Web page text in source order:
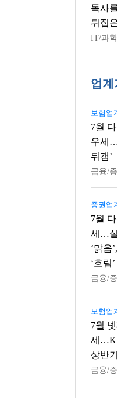
독사
뒤집
IT/과학
업계
보험업
7월
우세
뒤갬’
금융/
증권업
7월
세…실
‘맑음
‘흐림’
금융/
보험업
7월
세
상반
금융/